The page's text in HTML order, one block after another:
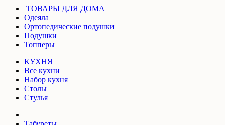
ТОВАРЫ ДЛЯ ДОМА
Одеяла
Ортопедические подушки
Подушки
Топперы
КУХНЯ
Все кухни
Набор кухня
Столы
Стулья